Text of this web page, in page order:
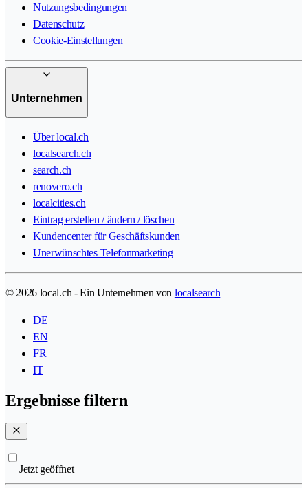
Nutzungsbedingungen
Datenschutz
Cookie-Einstellungen
Unternehmen
Über local.ch
localsearch.ch
search.ch
renovero.ch
localcities.ch
Eintrag erstellen / ändern / löschen
Kundencenter für Geschäftskunden
Unerwünschtes Telefonmarketing
© 2026 local.ch - Ein Unternehmen von localsearch
DE
EN
FR
IT
Ergebnisse filtern
Jetzt geöffnet